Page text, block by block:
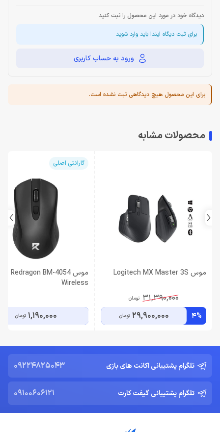
دیدگاه خود در مورد این محصول را ثبت کنید
برای ثبت دیگاه ایندا باید وارد شوید
ورود به حساب کاربری
برای این محصول هیچ دیدگاهی ثبت نشده است.
محصولات مشابه
موس Logitech MX Master 3S
31,390,000 تومان
4%
29,900,000 تومان
گارانتی اصلی
موس Redragon BM-4054
Wireless
1,190,000 تومان
تلگرام پشتیبانی اکانت های بازی 09224825043
تلگرام پشتیبانی گیفت کارت 09100606121